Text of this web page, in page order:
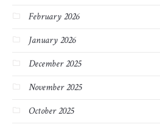
February 2026
January 2026
December 2025
November 2025
October 2025